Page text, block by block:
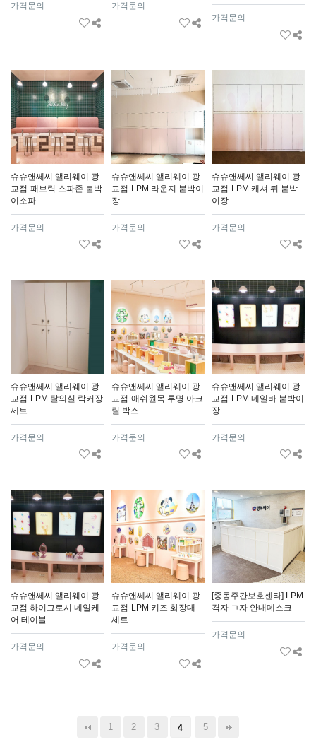
가격문의 가격문의
가격문의
슈슈앤쎄씨 앨리웨이 광
교점-패브릭 스파존 붙박
이소파
가격문의
슈슈앤쎄씨 앨리웨이 광
교점-LPM 라운지 붙박이
장
가격문의
슈슈앤쎄씨 앨리웨이 광
교점-LPM 캐셔 뒤 붙박
이장
가격문의
슈슈앤쎄씨 앨리웨이 광
교점-LPM 탈의실 락커장
세트
가격문의
슈슈앤쎄씨 앨리웨이 광
교점-애쉬원목 투명 아크
릴 박스
가격문의
슈슈앤쎄씨 앨리웨이 광
교점-LPM 네일바 붙박이
장
가격문의
슈슈앤쎄씨 앨리웨이 광
교점 하이그로시 네일케
어 테이블
가격문의
슈슈앤쎄씨 앨리웨이 광
교점-LPM 키즈 화장대
세트
가격문의
[중동주간보호센타] LPM
격자 ㄱ자 안내데스크
가격문의
1 2 3 4 5